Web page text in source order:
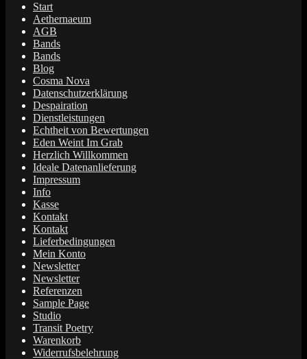
Start
Aethernaeum
AGB
Bands
Bands
Blog
Cosma Nova
Datenschutzerklärung
Despairation
Dienstleistungen
Echtheit von Bewertungen
Eden Weint Im Grab
Herzlich Willkommen
Ideale Datenanlieferung
Impressum
Info
Kasse
Kontakt
Kontakt
Lieferbedingungen
Mein Konto
Newsletter
Newsletter
Referenzen
Sample Page
Studio
Transit Poetry
Warenkorb
Widerrufsbelehrung